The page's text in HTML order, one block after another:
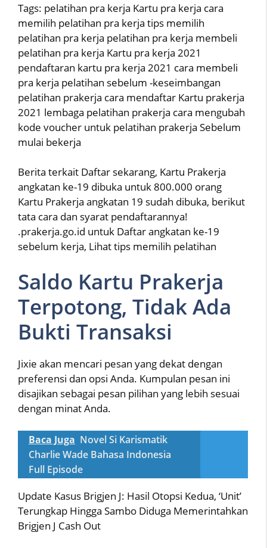
Tags: pelatihan pra kerja Kartu pra kerja cara
memilih pelatihan pra kerja tips memilih
pelatihan pra kerja pelatihan pra kerja membeli
pelatihan pra kerja Kartu pra kerja 2021
pendaftaran kartu pra kerja 2021 cara membeli
pra kerja pelatihan sebelum -keseimbangan
pelatihan prakerja cara mendaftar Kartu prakerja
2021 lembaga pelatihan prakerja cara mengubah
kode voucher untuk pelatihan prakerja Sebelum
mulai bekerja
Berita terkait Daftar sekarang, Kartu Prakerja
angkatan ke-19 dibuka untuk 800.000 orang
Kartu Prakerja angkatan 19 sudah dibuka, berikut
tata cara dan syarat pendaftarannya!
.prakerja.go.id untuk Daftar angkatan ke-19
sebelum kerja, Lihat tips memilih pelatihan
Saldo Kartu Prakerja
Terpotong, Tidak Ada
Bukti Transaksi
Jixie akan mencari pesan yang dekat dengan
preferensi dan opsi Anda. Kumpulan pesan ini
disajikan sebagai pesan pilihan yang lebih sesuai
dengan minat Anda.
Baca Juga Novel Si Karismatik
Charlie Wade Bahasa Indonesia
Full Episode
Update Kasus Brigjen J: Hasil Otopsi Kedua, ‘Unit’
Terungkap Hingga Sambo Diduga Memerintahkan
Brigjen J Cash Out